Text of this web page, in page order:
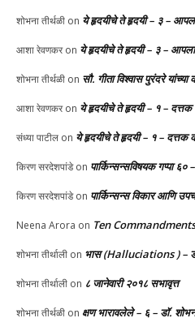
शोभना तीर्थळी on ये हृदयीचे ते हृदयी – ३ –
आशा रेवणकरon ये हृदयीचे ते हृदयी – ३ –
शोभना तीर्थळी on सौ. गीता विश्वास पुरंदरे
आशा रेवणकरon ये हृदयीचे ते हृदयी – १ –
संध्या पाटील on ये हृदयीचे ते हृदयी – १ –
किरण सरदेशपांडेon पार्किन्सन्सविषयक गप्पा ६०
किरण सरदेशपांडेon पार्किन्सन्स विकार आणि
Neena Arora on Ten
शोभना तीर्थाली on भास (Halluciations ) –
शोभना तीर्थाली on ८ जानेवारी २०१८ सभावृत्त
शोभना तीर्थळी on क्षण भारावलेले – ६ – डॉ.